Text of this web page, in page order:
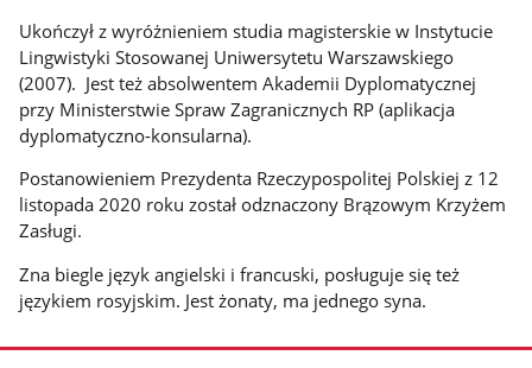
Ukończył z wyróżnieniem studia magisterskie w Instytucie
Lingwistyki Stosowanej Uniwersytetu Warszawskiego
(2007). Jest też absolwentem Akademii Dyplomatycznej
przy Ministerstwie Spraw Zagranicznych RP (aplikacja
dyplomatyczno-konsularna).
Postanowieniem Prezydenta Rzeczypospolitej Polskiej z 12
listopada 2020 roku został odznaczony Brązowym Krzyżem
Zasługi.
Zna biegle język angielski i francuski, posługuje się też
językiem rosyjskim. Jest żonaty, ma jednego syna.